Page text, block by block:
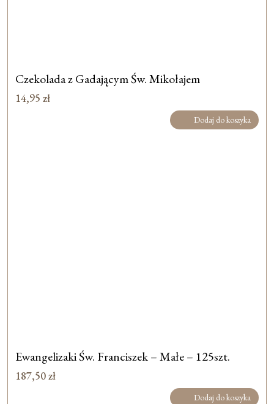
Czekolada z Gadającym Św. Mikołajem
14,95 zł
Dodaj do koszyka
Ewangelizaki Św. Franciszek – Małe – 125szt.
187,50zł
Dodaj do koszyka